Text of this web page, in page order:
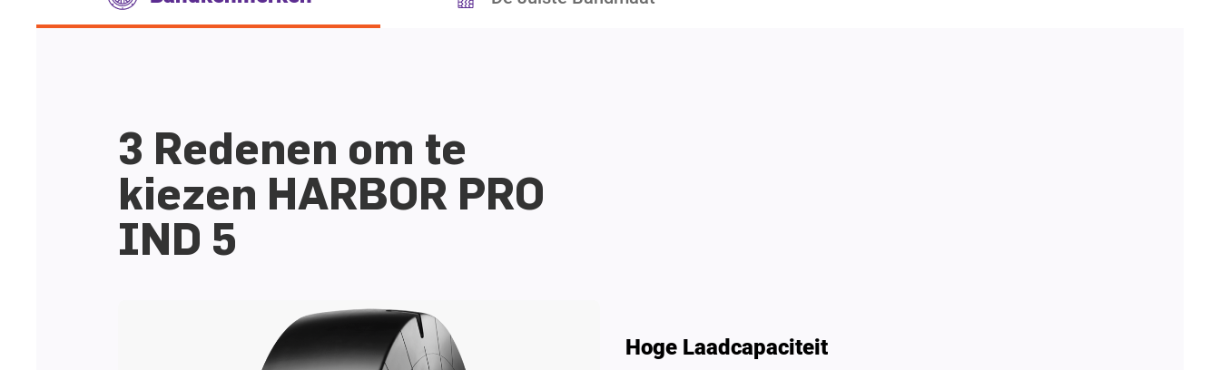
3 Redenen om te
kiezen HARBOR PRO
IND 5
Hoge Laadcapaciteit